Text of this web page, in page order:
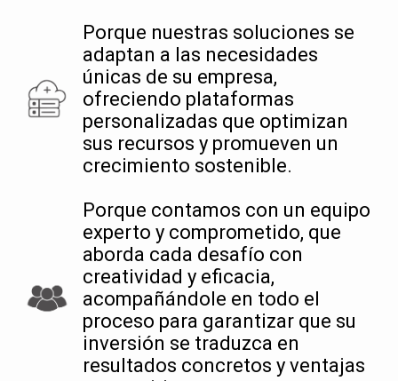
Porque nuestras soluciones se
adaptan a las necesidades
únicas de su empresa,
ofreciendo plataformas
personalizadas que optimizan
sus recursos y promueven un
crecimiento sostenible.
Porque contamos con un equipo
experto y comprometido, que
aborda cada desafío con
creatividad y eficacia,
acompañándole en todo el
proceso para garantizar que su
inversión se traduzca en
resultados concretos y ventajas